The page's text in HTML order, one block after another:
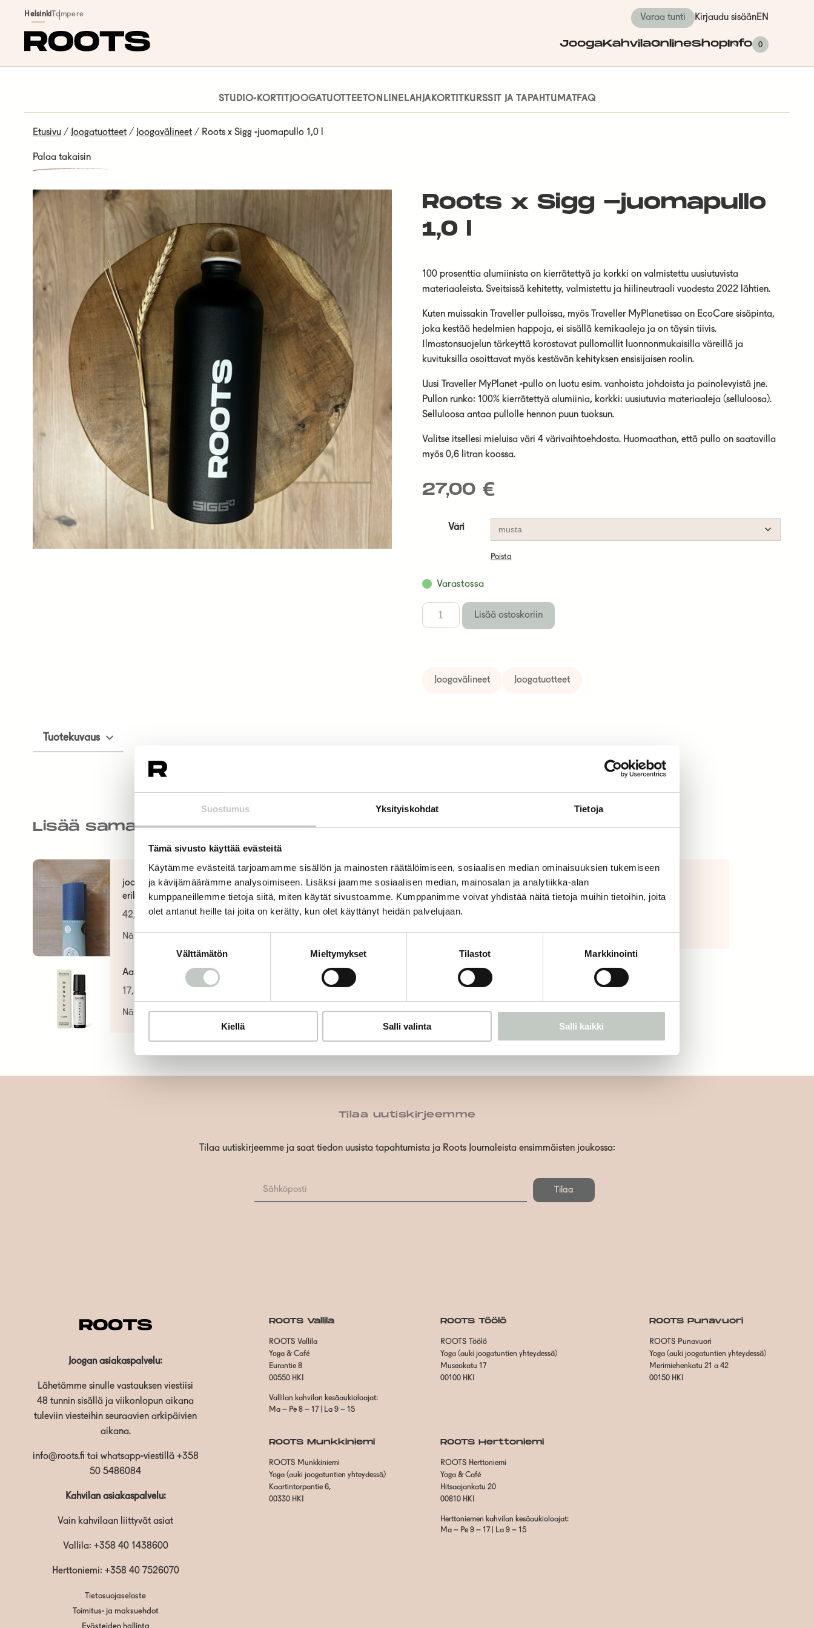
Suostumus Yksityiskohdat Tietoja
Tämä sivusto käyttää evästeitä
Käytämme evästeitä tarjoamamme sisällön ja mainosten räätälöimiseen, sosiaalisen median ominaisuuksien tukemiseen
ja kävijämäärämme analysoimiseen. Lisäksi jaamme sosiaalisen median, mainosalan ja analytiikka-alan
kumppaneillemme tietoja siitä, miten käytät sivustoamme. Kumppanimme voivat yhdistää näitä tietoja muihin tietoihin, joita
olet antanut heille tai joita on kerätty, kun olet käyttänyt heidän palvelujaan.
Suostumuksen
Välttämätön Mieltymykset Tilastot Markkinointi
Kiellä Salli valinta Salli kaikki
Siirry sisältöön
HelsinkiTampere Varaa tunti Kirjaudu sisäänEN
JoogaKahvilaOnlineShopInfo 0
STUDIO-KORTITJOOGATUOTTEETONLINE LAHJAKORTIT KURSSIT JA TAPAHTUMATFAQ
Etusivu/ Joogatuotteet/ Joogavälineet/ Roots x Sigg -juomapullo 1,0 l
Palaa takaisin
Roots x Sigg -juomapullo
1,0 l
100 prosenttia alumiinista on kierrätettyä ja korkki on valmistettu uusiutuvista
materiaaleista. Sveitsissä kehitetty, valmistettu ja hiilineutraali vuodesta 2022 lähtien.
Kuten muissakin Traveller pulloissa, myös Traveller MyPlanetissa on EcoCare sisäpinta,
joka kestää hedelmien happoja, ei sisällä kemikaaleja ja on täysin tiivis.
Ilmastonsuojelun tärkeyttä korostavat pullomallit luonnonmukaisilla väreillä ja
kuvituksilla osoittavat myös kestävän kehityksen ensisijaisen roolin.
Uusi Traveller MyPlanet -pullo on luotu esim. vanhoista johdoista ja painolevyistä jne.
Pullon runko: 100% kierrätettyä alumiinia, korkki: uusiutuvia materiaaleja (selluloosa).
Selluloosa antaa pullolle hennon puun tuoksun.
Valitse itsellesi mieluisa väri 4 värivaihtoehdosta. Huomaathan, että pullo on saatavilla
myös 0,6 litran koossa.
27,00 €
Väri
Poista
Varastossa
Lisää ostoskoriin
Joogavälineet Joogatuotteet
Tuotekuvaus
Lisää samankaltaisia
joogamatto classic,
erikoispitkä
42,00€
Näytä tuote
matkamatto 3mm
34,00€
joogakamut
39,00€
Aamuöljy roll-on
17,80
Näytä tuote
Tilaa uutiskirjeemme
Tilaa uutiskirjeemme ja saat tiedon uusista tapahtumista ja Roots Journaleista ensimmäisten joukossa:
Tilaa
Joogan asiakaspalvelu:
Lähetämme sinulle vastauksen viestiisi
48 tunnin sisällä ja viikonlopun aikana
tuleviin viesteihin seuraavien arkipäivien
aikana.
info@roots.fi tai whatsapp-viestillä +358
50 5486084
Kahvilan asiakaspalvelu:
Vain kahvilaan liittyvät asiat
Vallila: +358 40 1438600
Herttoniemi: +358 40 7526070
Tietosuojaseloste
Toimitus- ja maksuehdot
ROOTS Vallila
ROOTS Vallila
Yoga & Café
Eurantie 8
00550 HKI
Vallilan kahvilan kesäaukioloajat:
Ma – Pe 8 – 17 | La 9 – 15
ROOTS Töölö
ROOTS Töölö
Yoga (auki joogatuntien yhteydessä)
Museokatu 17
00100 HKI
ROOTS Punavuori
ROOTS Punavuori
Yoga (auki joogatuntien yhteydessä)
Merimiehenkatu 21 a 42
00150 HKI
ROOTS Munkkiniemi
ROOTS Munkkiniemi
Yoga (auki joogatuntien yhteydessä)
Kaartintorpantie 6,
00330 HKI
ROOTS Herttoniemi
ROOTS Herttoniemi
Yoga & Café
Hitsaajankatu 20
00810 HKI
Herttoniemen kahvilan kesäaukioloajat:
Ma – Pe 9 – 17 | La 9 – 15